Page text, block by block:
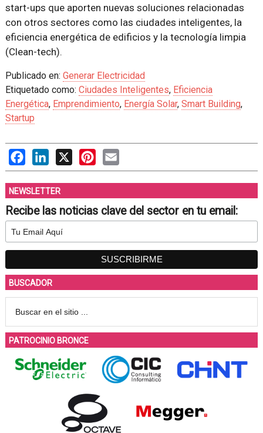
start-ups que aporten nuevas soluciones relacionadas
con otros sectores como las ciudades inteligentes, la
eficiencia energética de edificios y la tecnología limpia
(Clean-tech).
Publicado en: Generar Electricidad
Etiquetado como: Ciudades Inteligentes, Eficiencia
Energética, Emprendimiento, Energía Solar, Smart Building,
Startup
FacebookLinkedIn
X PinterestEmail
NEWSLETTER
Recibe las noticias clave del sector en tu email:
BUSCADOR
PATROCINIO BRONCE